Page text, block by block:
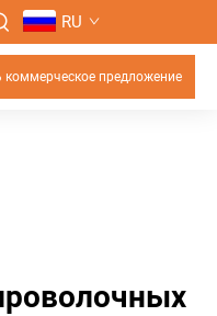
RU
коммерческое предложение